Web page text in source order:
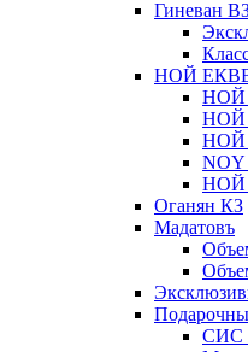
Гиневан
НОЙ
НОЙ
НОЙ
НОЙ
NOY
НОЙ
Оганян КЗ
Мадатовъ
СИС